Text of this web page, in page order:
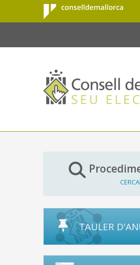
Salta al contingut principal
Consell de
Mallorca
TAULER